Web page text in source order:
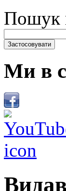
Пошук
Ми в